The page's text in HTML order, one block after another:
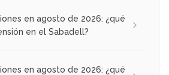
en agosto de 2026: ¿qué
en el Sabadell?
en agosto de 2026: ¿qué